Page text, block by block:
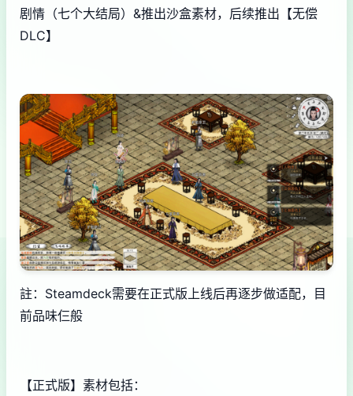
剧情（七个大结局）&推出沙盒素材，后续推出【无偿
DLC】
註：Steamdeck需要在正式版上线后再逐步做适配，目
前品味仨般
【正式版】素材包括：